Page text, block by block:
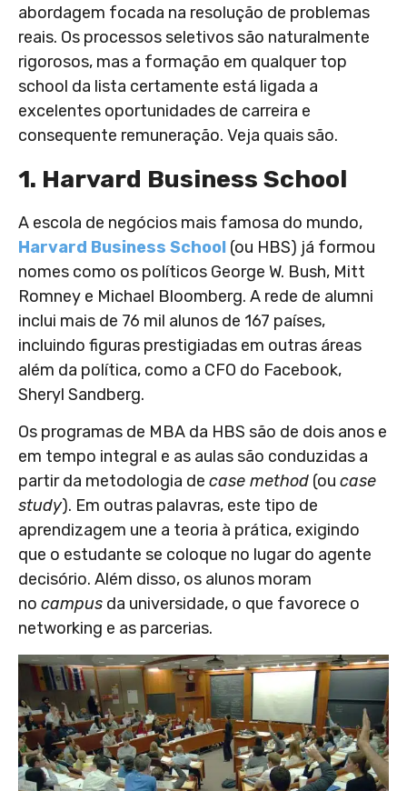
abordagem focada na resolução de problemas
reais. Os processos seletivos são naturalmente
rigorosos, mas a formação em qualquer top
school da lista certamente está ligada a
excelentes oportunidades de carreira e
consequente remuneração. Veja quais são.
1. Harvard Business School
A escola de negócios mais famosa do mundo,
Harvard Business School (ou HBS) já formou
nomes como os políticos George W. Bush, Mitt
Romney e Michael Bloomberg. A rede de alumni
inclui mais de 76 mil alunos de 167 países,
incluindo figuras prestigiadas em outras áreas
além da política, como a CFO do Facebook,
Sheryl Sandberg.
Os programas de MBA da HBS são de dois anos e
em tempo integral e as aulas são conduzidas a
partir da metodologia de case method (ou case
study). Em outras palavras, este tipo de
aprendizagem une a teoria à prática, exigindo
que o estudante se coloque no lugar do agente
decisório. Além disso, os alunos moram
no campus da universidade, o que favorece o
networking e as parcerias.